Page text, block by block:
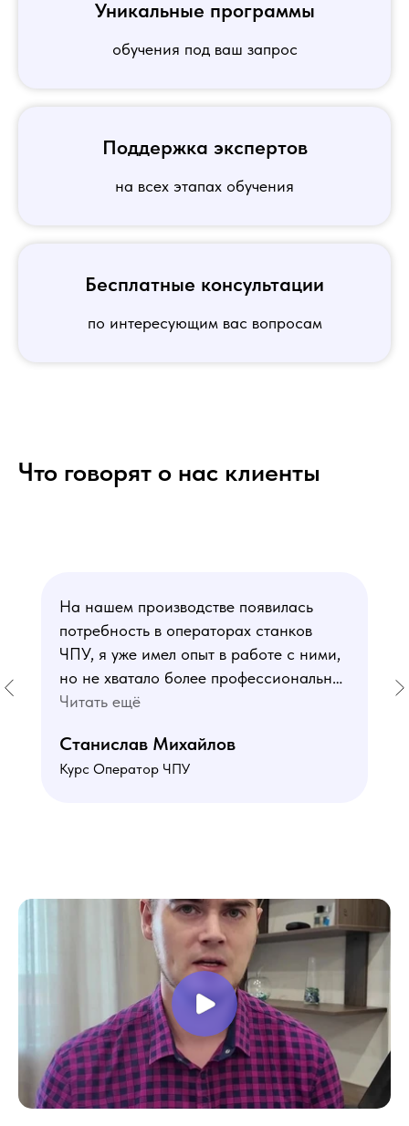
Уникальные программы
обучения под ваш запрос
Поддержка экспертов
на всех этапах обучения
Бесплатные консультации
по интересующим вас вопросам
Что говорят о нас клиенты
На нашем производстве появилась
потребность в операторах станков
ЧПУ, я уже имел опыт в работе с ними,
но не хватало более профессиональных
знаний. В курсе мне понравился блок
и программированию - это как раз то,
чего мне не хватало. Преподаватели
доволен, в работе всё пригодилось!
Читать ещё
Станислав Михайлов
Курс Оператор ЧПУ